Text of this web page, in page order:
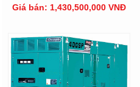
Giá bán: 1,430,500,000 VNĐ